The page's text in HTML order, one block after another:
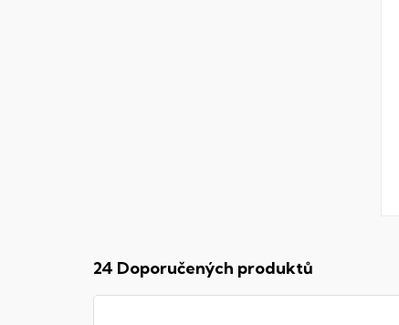
24 Doporučených produktů